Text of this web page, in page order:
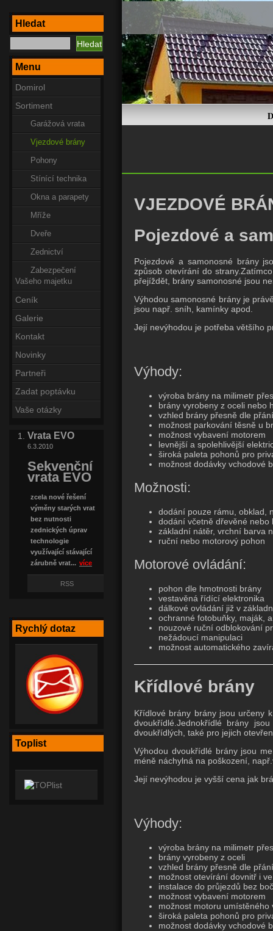
Hledat
Menu
Domirol
Sortiment
Garážová vrata
Vjezdové brány
Pohony
Stínící technika
Okna a parapety
Mříže
Dveře
Zednictví
Zabezpečení
Vašeho majetku
Ceník
Galerie
Kontakt
Novinky
Partneři
Zadat poptávku
Vaše otázky
Vrata EVO
6.3.2010
Sekvenční
vrata EVO
zcela nové řešení
výměny starých vrat
bez nutnosti
zednických úprav
technologie
využívající stávající
zárubně vrat... více
RSS
Rychlý dotaz
Toplist
VJEZDOVÉ
Pojezdové a
Pojezdové a samonosné brány
způsob otevírání do
přejíždět, brány samonosné jsou
Výhodou samonosné brány je
jsou např. sníh, kamínky apod.
Její nevýhodou je potřeba většího
Výhody:
výroba brány na milimetr
brány vyrobeny z oceli nebo
vzhled brány přesně dle
možnost parkování těsně u
možnost vybavení motorem
levnější a spolehlivější
široká paleta pohonů pro
možnost dodávky vchodové
Možnosti:
dodání pouze rámu, obklad,
dodání včetně dřevěné nebo
základní nátěr, vrchní barva
ruční nebo motorový pohon
Motorové ovládání:
pohon dle hmotnosti brány
vestavěná řídící elektronika
dálkové ovládání již v
ochranné fotobuňky, maják,
nouzové ruční odblokování
nežádoucí manipulaci
možnost automatického
Křídlové brány
Křídlové brány brány jsou určeny
dvoukřídlé.Jednokřídlé brány
dvoukřídlých, také pro jejich
Výhodou dvoukřídlé brány jsou
méně náchylná na poškození,
Její nevýhodou je vyšší cena jak
Výhody:
výroba brány na milimetr
brány vyrobeny z oceli
vzhled brány přesně dle
možnost otevírání dovnitř i
instalace do průjezdů bez
možnost vybavení motorem
možnost motoru umístěného
široká paleta pohonů pro
možnost dodávky vchodové